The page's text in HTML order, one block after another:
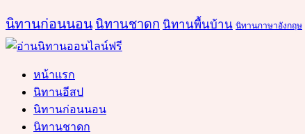
นิทานก่อนนอน นิทานชาดก นิทานพื้นบ้าน นิทานภาษาอังกฤษ
หน้าแรก
นิทานอีสป
นิทานก่อนนอน
นิทานชาดก